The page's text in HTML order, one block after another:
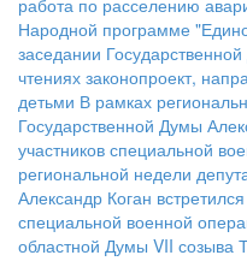
работа по расселению
Народной программе
заседании
чтениях законопроект,
детьми В рамках
Государственной Думы
участников специальной
региональной недели
Александр Коган
специальной военной
областной Думы VII созыва